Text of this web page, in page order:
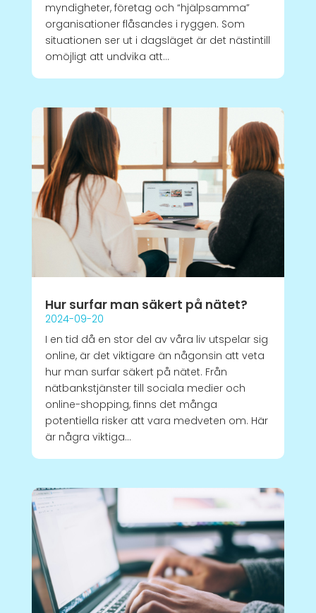
myndigheter, företag och “hjälpsamma”
organisationer flåsandes i ryggen. Som
situationen ser ut i dagsläget är det nästintill
omöjligt att undvika att...
Hur surfar man säkert på nätet?
2024-09-20
I en tid då en stor del av våra liv utspelar sig
online, är det viktigare än någonsin att veta
hur man surfar säkert på nätet. Från
nätbankstjänster till sociala medier och
online-shopping, finns det många
potentiella risker att vara medveten om. Här
är några viktiga...